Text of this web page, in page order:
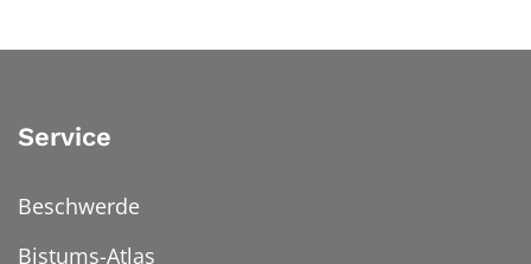
Service
Beschwerde
Bistums-Atlas